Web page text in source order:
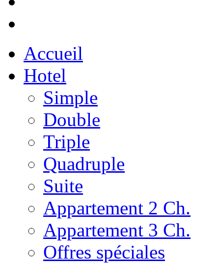
Accueil
Hotel
Simple
Double
Triple
Quadruple
Suite
Appartement 2 Ch.
Appartement 3 Ch.
Offres spéciales